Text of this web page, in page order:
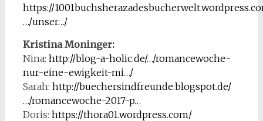
https://
…/unser…/
Kristina Moninger:
Nina: http://blog-a-holic.de/…/romancewoche-
nur-eine-ewigkeit-mi…/
Sarah: http://buechersindfreunde.blogspot.de/
…/romancewoche-2017-p…
Doris: https://thora01.wordpress.com/